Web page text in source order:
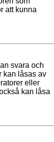
att kunna
svara och
kan låsas av
eller
kan låsa